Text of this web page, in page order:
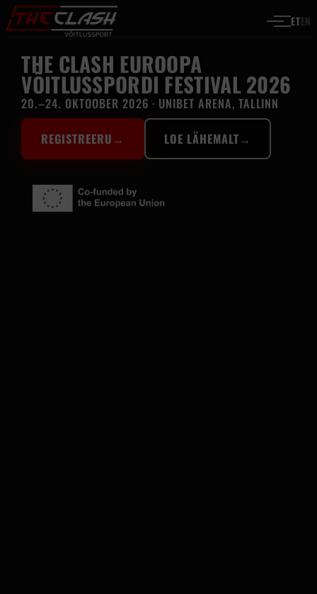
Liigu sisu juurde ETEN
THE CLASH —
THE CLASH EUROOPA
VÕITLUSSPORDI FESTIVAL 2026
20.–24. OKTOOBER 2026 · UNIBET ARENA, TALLINN
REGISTREERU → LOE LÄHEMALT→